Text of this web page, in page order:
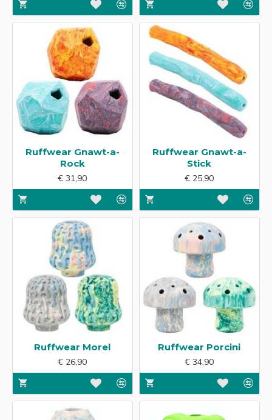
Ruffwear Gnawt-a-
Rock
€ 31,90
Ruffwear Gnawt-a-
Stick
€ 25,90
Ruffwear Morel
€ 26,90
Ruffwear Porcini
€ 34,90